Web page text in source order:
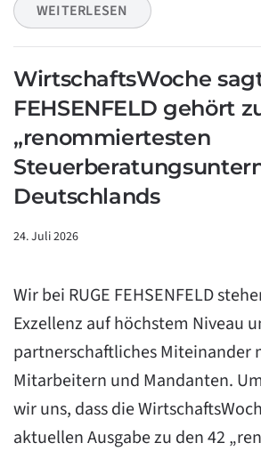
WEITERLESEN
WirtschaftsWoche
FEHSENFELD gehört
„renommiertesten
Deutschlands
24. Juli 2026
Wir bei RUGE FEHSENFELD
Exzellenz auf höchstem Niveau
partnerschaftliches Miteinander
Mitarbeitern und Mandanten.
wir uns, dass die
aktuellen Ausgabe zu den 42